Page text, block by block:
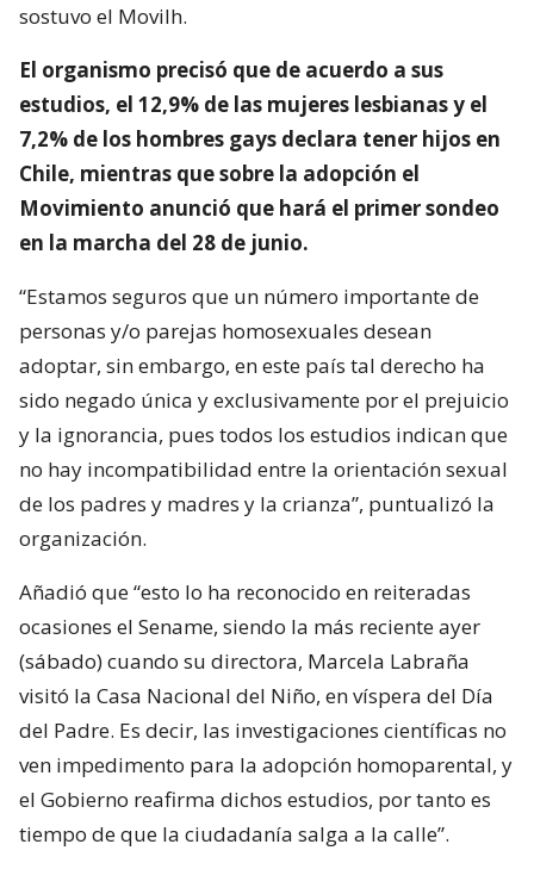
sostuvo el Movilh.
El organismo precisó que de acuerdo a sus
estudios, el 12,9% de las mujeres lesbianas y el
7,2% de los hombres gays declara tener hijos en
Chile, mientras que sobre la adopción el
Movimiento anunció que hará el primer sondeo
en la marcha del 28 de junio.
“Estamos seguros que un número importante de
personas y/o parejas homosexuales desean
adoptar, sin embargo, en este país tal derecho ha
sido negado única y exclusivamente por el prejuicio
y la ignorancia, pues todos los estudios indican que
no hay incompatibilidad entre la orientación sexual
de los padres y madres y la crianza”, puntualizó la
organización.
Añadió que “esto lo ha reconocido en reiteradas
ocasiones el Sename, siendo la más reciente ayer
(sábado) cuando su directora, Marcela Labraña
visitó la Casa Nacional del Niño, en víspera del Día
del Padre. Es decir, las investigaciones científicas no
ven impedimento para la adopción homoparental, y
el Gobierno reafirma dichos estudios, por tanto es
tiempo de que la ciudadanía salga a la calle”.